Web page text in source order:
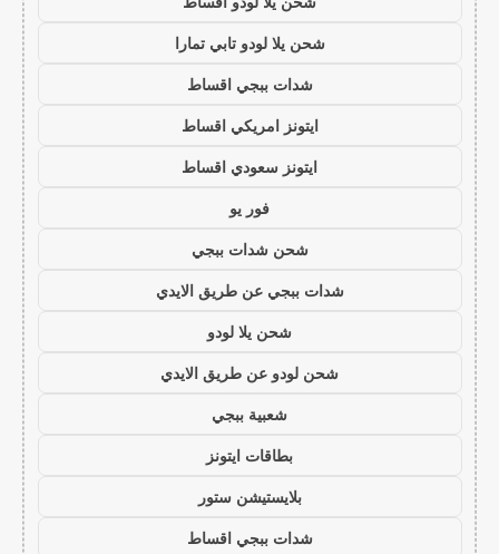
شحن يلا لودو تابي تمارا
شدات ببجي اقساط
ايتونز امريكي اقساط
ايتونز سعودي اقساط
فور يو
شحن شدات ببجي
شدات ببجي عن طريق الايدي
شحن يلا لودو
شحن لودو عن طريق الايدي
شعبية ببجي
بطاقات ايتونز
بلايستيشن ستور
شدات ببجي اقساط